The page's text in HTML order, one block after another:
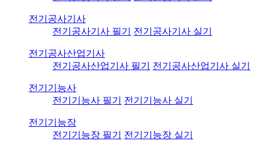
전기공사기사
전기공사기사 필기
전기공사기사 실기
전기공사산업기사
전기공사산업기사 필기
전기공사산업기사 실기
전기기능사
전기기능사 필기
전기기능사 실기
전기기능장
전기기능장 필기
전기기능장 실기